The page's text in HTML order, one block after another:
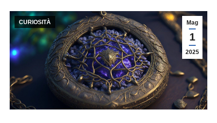
Mag
1
2025
CURIOSITÀ